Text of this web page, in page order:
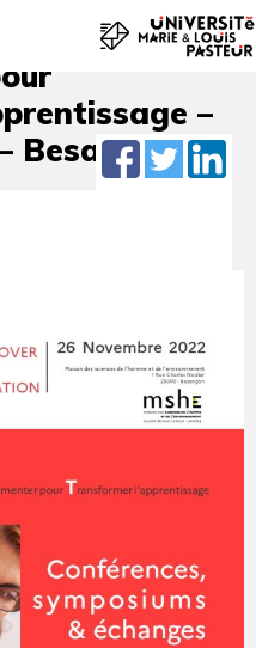
Educatif
–
Besançon